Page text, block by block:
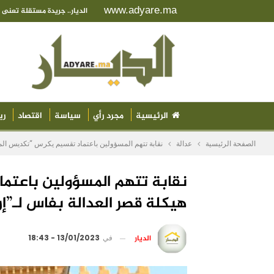
www.adyare.ma الديار.. جريدة مستقلة
الرئيسية مجرد رأي سياسة اقتصاد
الصفحة الرئيسية عدالة نقابة تتهم المسؤولين باعتماد تقسيم يكرس “تكديس
نقابة تتهم المسؤولين
هيكلة قصر العدالة بفاس
الديار في 13/01/2023 - 18:43